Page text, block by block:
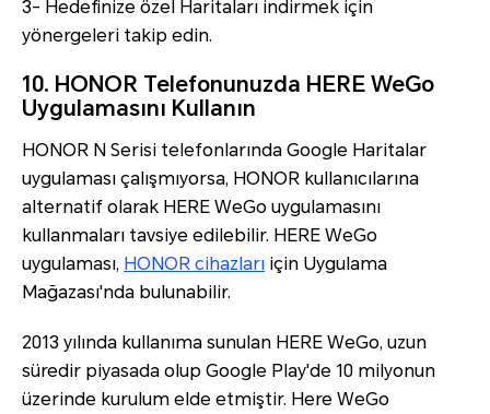
3- Hedefinize özel Haritaları indirmek için
yönergeleri takip edin.
10. HONOR Telefonunuzda HERE WeGo
Uygulamasını Kullanın
HONOR N Serisi telefonlarında Google Haritalar
uygulaması çalışmıyorsa, HONOR kullanıcılarına
alternatif olarak HERE WeGo uygulamasını
kullanmaları tavsiye edilebilir. HERE WeGo
uygulaması, HONOR cihazları için Uygulama
Mağazası'nda bulunabilir.
2013 yılında kullanıma sunulan HERE WeGo, uzun
süredir piyasada olup Google Play'de 10 milyonun
üzerinde kurulum elde etmiştir. Here WeGo